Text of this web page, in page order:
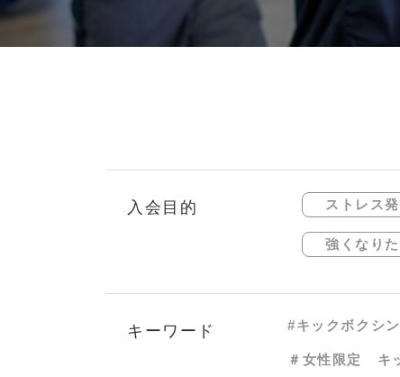
入会目的 ストレス
強くなり
キーワード #キックボクシ
＃女性限定 キ